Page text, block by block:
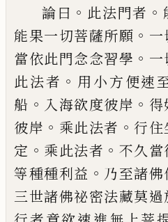
論曰 。 此法門者 。
能果一切菩薩所願 。 一
當依此門念念習學 。 一
此法者 。 用小方便速
船 。 入海欲度彼岸 。
彼岸 。 乘此法者 。行住
定 。 乘此法者 。 不久當
等種種利益 。 乃至諸
三世諸佛祕密法藏莫過